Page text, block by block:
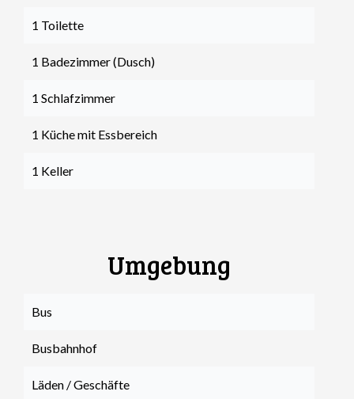
1 Toilette
1 Badezimmer (Dusch)
1 Schlafzimmer
1 Küche mit Essbereich
1 Keller
Umgebung
Bus
Busbahnhof
Läden / Geschäfte